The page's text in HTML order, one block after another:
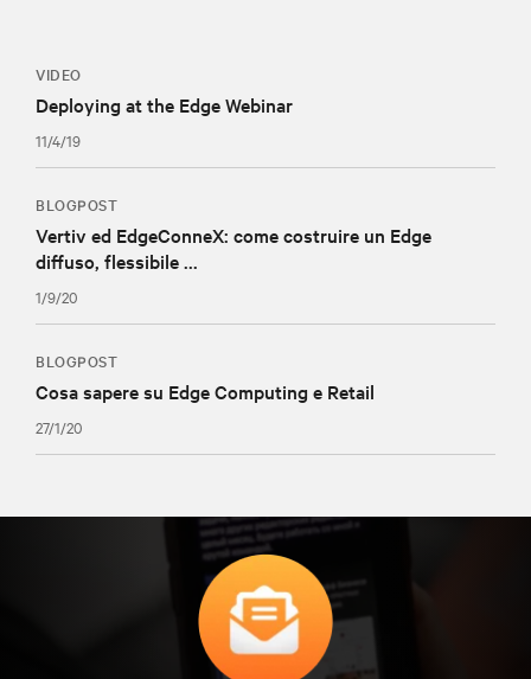
VIDEO
Deploying at the Edge Webinar
11/4/19
BLOGPOST
Vertiv ed EdgeConneX: come costruire un Edge
diffuso, flessibile ...
1/9/20
BLOGPOST
Cosa sapere su Edge Computing e Retail
27/1/20